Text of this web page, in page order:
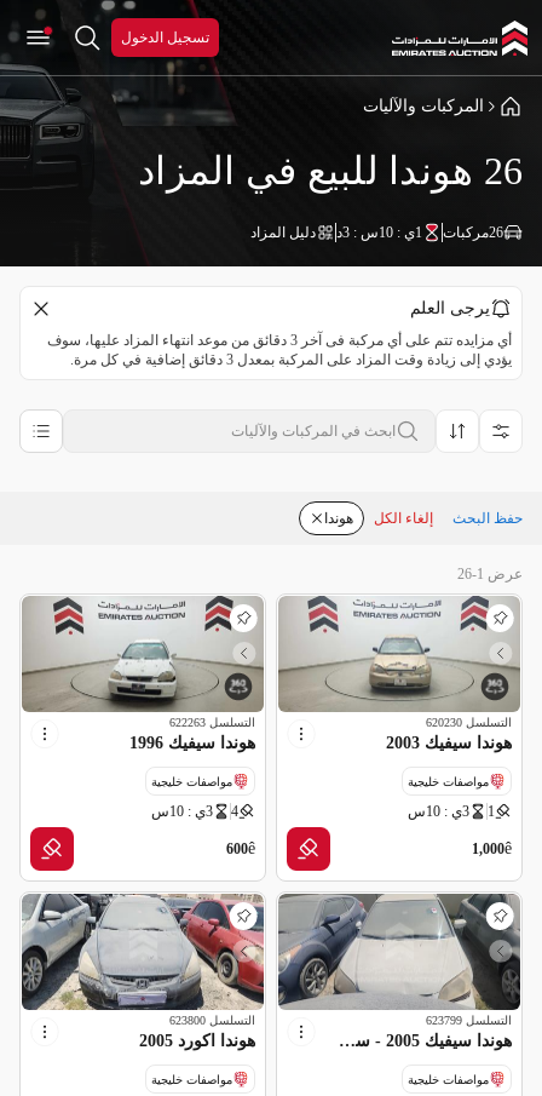
تسجيل الدخول
المركبات والآليات
26 هوندا للبيع في المزاد
26مركبات 1ي : 10س : 3د دليل المزاد
يرجى العلم
أي مزايده تتم على أي مركبة فى آخر 3 دقائق من موعد انتهاء المزاد عليها، سوف
يؤدي إلى زيادة وقت المزاد على المركبة بمعدل 3 دقائق إضافية في كل مرة.
هوندا إلغاء الكل حفظ البحث
عرض 1-26
التسلسل 620230
هوندا سيفيك 2003
مواصفات خليجية
1 3ي : 10س
ê
1,000
التسلسل 622263
هوندا سيفيك 1996
مواصفات خليجية
4 3ي : 10س
ê
600
التسلسل 623799
هوندا سيفيك 2005 - سكراب بدون اوراق
مواصفات خليجية
التسلسل 623800
هوندا اكورد 2005
مواصفات خليجية